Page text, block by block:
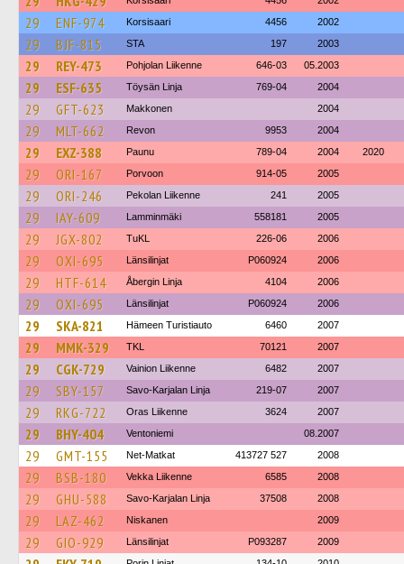
29 ENF-974 Korsisaari 4456 2002
29 BJF-815 STA 197 2003
29 REY-473 Pohjolan Liikenne 646-03 05.2003
29 ESF-635 Töysän Linja 769-04 2004
29 GFT-623 Makkonen 2004
29 MLT-662 Revon 9953 2004
29 EXZ-388 Paunu 789-04 2004 2020
29 ORI-167 Porvoon 914-05 2005
29 ORI-246 Pekolan Liikenne 241 2005
29 IAY-609 Lamminmäki 558181 2005
29 JGX-802 TuKL 226-06 2006
29 OXI-695 Länsilinjat P060924 2006
29 HTF-614 Åbergin Linja 4104 2006
29 OXI-695 Länsilinjat P060924 2006
29 SKA-821 Hämeen Turistiauto 6460 2007
29 MMK-329 TKL 70121 2007
29 CGK-729 Vainion Liikenne 6482 2007
29 SBY-157 Savo-Karjalan Linja 219-07 2007
29 RKG-722 Oras Liikenne 3624 2007
29 BHY-404 Ventoniemi 08.2007
29 GMT-155 Net-Matkat 413727 527 2008
29 BSB-180 Vekka Liikenne 6585 2008
29 GHU-588 Savo-Karjalan Linja 37508 2008
29 LAZ-462 Niskanen 2009
29 GIO-929 Länsilinjat P093287 2009